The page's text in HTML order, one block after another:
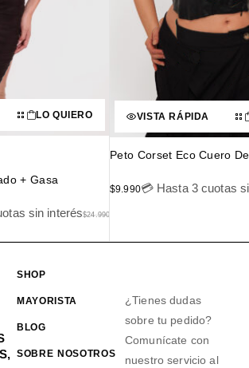
LO QUIERO
+ Gasa
$24.990
sin interés
VISTA RÁPIDA
Peto Corset Eco Cuero
$9.990💳 Hasta 3 cuotas
SHOP
MAYORISTA
BLOG
SOBRE NOSOTROS
¿Tienes dudas
sobre tu pedido?
Comunícate con
nuestro servicio al